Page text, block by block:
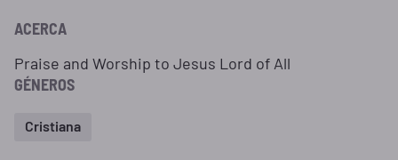
ACERCA
Praise and Worship to Jesus Lord of All
GÉNEROS
Cristiana